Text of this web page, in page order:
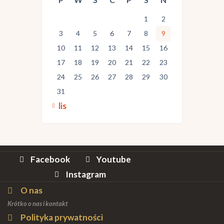
1
2
3
4 5 6 7 8
9
10
11 12 13 14 15
16
17
18 19 20 21 22
23
24
25 26 27 28 29
30
31
« lis
Facebook
Youtube
Instagram
O nas
Krótko o nas i kontakt
Polityka prywatności